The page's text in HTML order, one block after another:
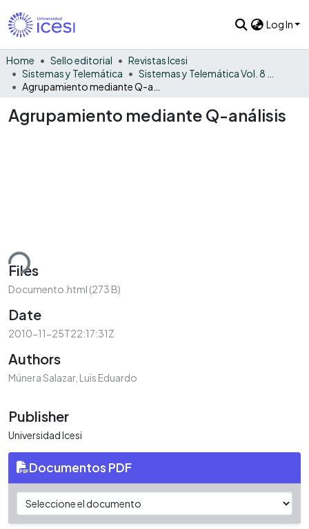
Log In
Home Sello editorial
Revistas Icesi
Sistemas y Telemática
Agrupamiento mediante Q-análisis
Files
Documento.html (273 B)
Date
2010-11-25T22:17:31Z
Authors
Múnera Salazar, Luis Eduardo
Publisher
Universidad Icesi
Documentos PDF